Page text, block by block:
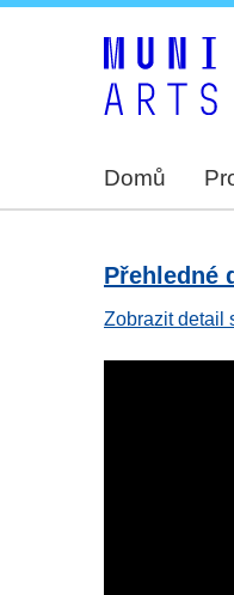
Domů
Přehledné
Zobrazit detail